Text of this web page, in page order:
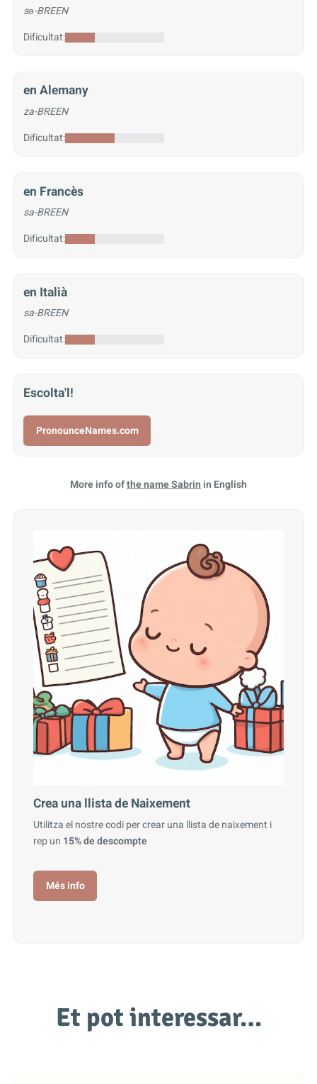
sə-BREEN
Dificultat:
en Alemany
za-BREEN
Dificultat:
en Francès
sa-BREEN
Dificultat:
en Italià
sa-BREEN
Dificultat:
Escolta'l!
PronounceNames.com
More info ofthe name Sabrinin English
Crea una llista de Naixement
Utilitza el nostre codi per crear una llista de naixement i
rep un 15% de descompte
Més info
Et pot interessar…